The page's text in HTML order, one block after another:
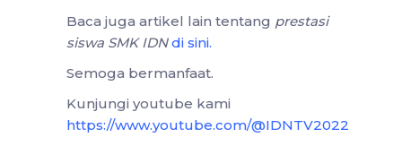
Baca juga artikel lain tentang prestasi
siswa SMK IDN di sini.
Semoga bermanfaat.
Kunjungi youtube kami
https://www.youtube.com/@IDNTV2022